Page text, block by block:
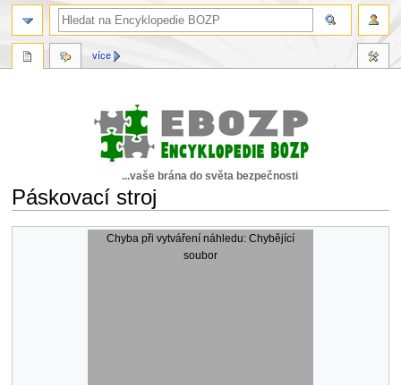
...vaše brána do světa bezpečnosti
Páskovací stroj
Chyba při vytváření náhledu: Chybějící
soubor
více